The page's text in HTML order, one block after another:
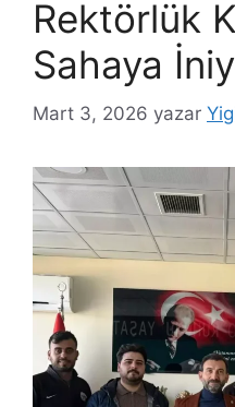
Rektörlük
Sahaya
Mart 3, 2026 yazar